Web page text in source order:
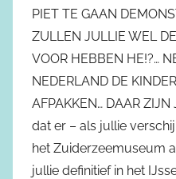
PIET TE GAAN
ZULLEN JULLIE WEL
VOOR HEBBEN HE!?…
NEDERLAND DE
AFPAKKEN… DAAR
dat er – als jullie
het Zuiderzeemuseum
jullie definitief in het